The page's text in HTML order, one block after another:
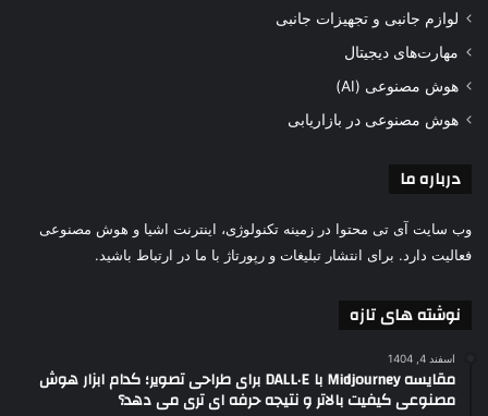
لوازم جانبی و تجهیزات جانبی
مهارت‌های دیجیتال
هوش مصنوعی (AI)
هوش مصنوعی در بازاریابی
درباره ما
وب سایت آی تی محتوا در زمینه تکنولوژی، اینترنت اشیا و هوش مصنوعی
فعالیت دارد. برای انتشار تبلیغات و رپورتاژ با ما در ارتباط باشید.
نوشته های تازه
اسفند 4, 1404
مقایسه Midjourney با DALL·E برای طراحی تصویر؛ کدام ابزار هوش
مصنوعی کیفیت بالاتر و نتیجه حرفه ای تری می دهد؟